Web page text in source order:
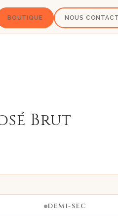
BOUTIQUE NOUS
Brut
DEMI-SEC